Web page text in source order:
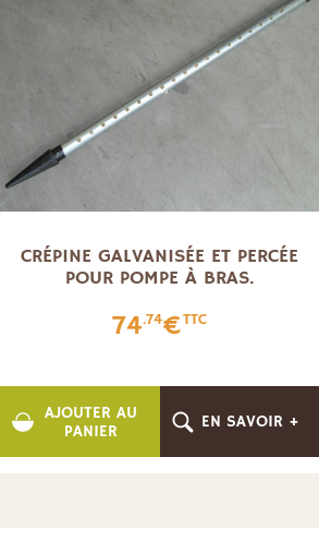
CRÉPINE GALVANISÉE ET PERCÉE
POUR POMPE À BRAS.
74.74€TTC
AJOUTER AU
PANIER
EN SAVOIR +